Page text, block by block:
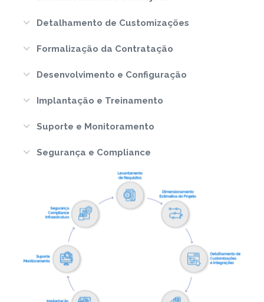
Detalhamento de Customizações
Formalização da Contratação
Desenvolvimento e Configuração
Implantação e Treinamento
Suporte e Monitoramento
Segurança e Compliance